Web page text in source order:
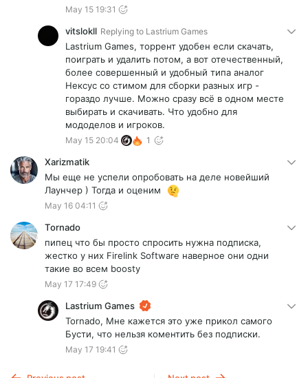
May 15 19:31
vitslokll Replying to Lastrium Games
Lastrium Games, торрент удобен если скачать,
поиграть и удалить потом, а вот отечественный,
более совершенный и удобный типа аналог
Нексус со стимом для сборки разных игр -
гораздо лучше. Можно сразу всё в одном месте
выбирать и скачивать. Что удобно для
мододелов и игроков.
May 15 20:04 1
Xarizmatik
Мы еще не успели опробовать на деле новейший
Лаунчер ) Тогда и оценим
May 16 04:11
Tornado
пипец что бы просто спросить нужна подписка,
жестко у них Firelink Software наверное они одни
такие во всем boosty
May 17 17:49
Lastrium Games
Tornado, Мне кажется это уже прикол самого
Бусти, что нельзя коментить без подписки.
May 17 19:41